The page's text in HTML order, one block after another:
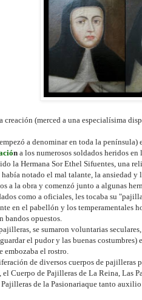
creación (merced a una especialísima
a denominar en toda la
n a los numerosos soldados heridos
la Hermana SorEthel Sifuentes, una
notado el mal talante, la ansiedad y
a la obra y comenzó junto a algunas
como a oficiales, les tocaba su
en el pabellón y los temperamentales
bandos opuestos.
se sumaron voluntarias
el pudor y las buenas
el rostro.
de diversos cuerpos de
el Cuerpo de Pajilleras de La Reina , Las
de la Pasionariaque tanto auxilio